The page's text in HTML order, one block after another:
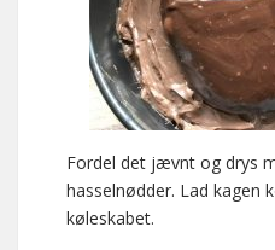
Fordel det jævnt og drys
hasselnødder. Lad kagen
køleskabet.